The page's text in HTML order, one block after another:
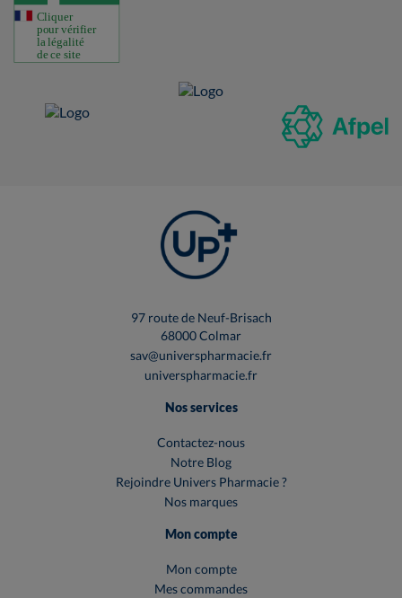
97 route de Neuf-Brisach
68000 Colmar
sav@universpharmacie.fr
universpharmacie.fr
Nos services
Contactez-nous
Notre Blog
Rejoindre Univers Pharmacie ?
Nos marques
Mon compte
Mon compte
Mes commandes